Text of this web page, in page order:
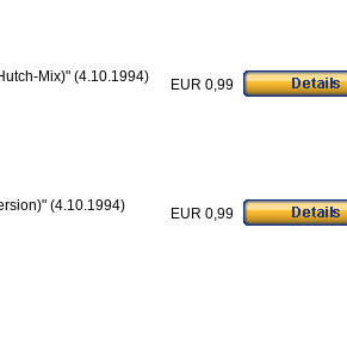
Mix)" (4.10.1994)
EUR 0,99
(4.10.1994)
EUR 0,99